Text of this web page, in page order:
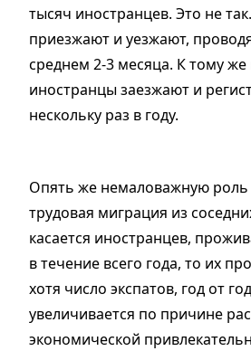
тысяч иностранцев. Это не
приезжают и уезжают,
среднем 2-3 месяца. К тому
иностранцы заезжают и
нескольку раз в году.
Опять же немаловажную роль
трудовая миграция из
касается иностранцев,
в течение всего года, то их
хотя число экспатов, год от
увеличивается по причине
экономической